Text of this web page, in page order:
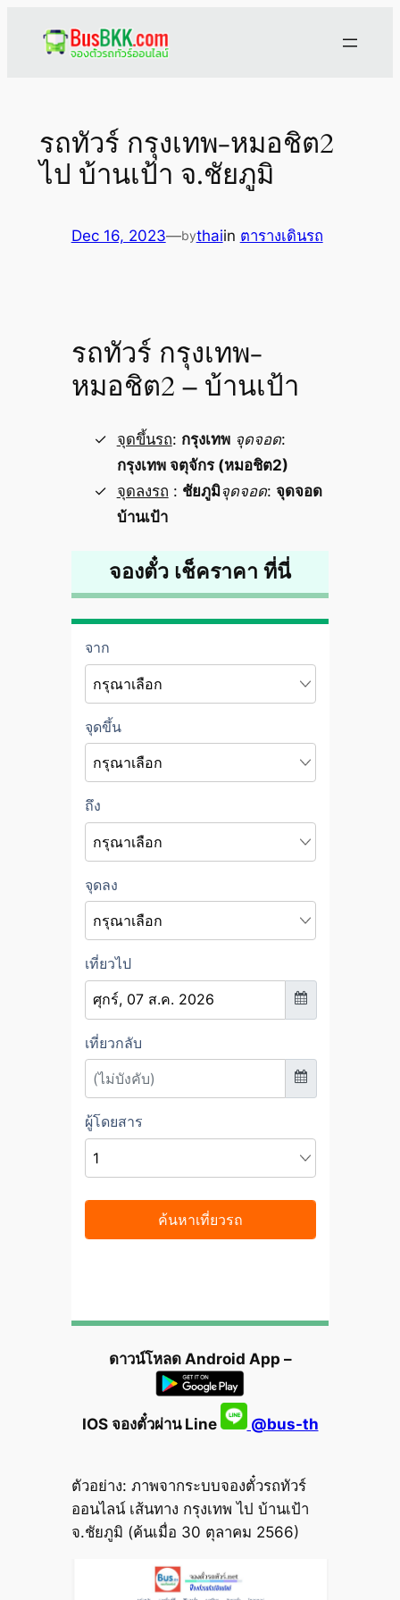
รถทัวร์ กรุงเทพ-หมอชิต2
ไป บ้านเป้า จ.ชัยภูมิ
Dec 16, 2023—bythaiin ตารางเดินรถ
รถทัวร์ กรุงเทพ-
หมอชิต2 – บ้านเป้า
จุดขึ้นรถ: กรุงเทพ จุดจอด:
กรุงเทพ จตุจักร (หมอชิต2)
จุดลงรถ : ชัยภูมิจุดจอด: จุดจอด
บ้านเป้า
จองตั๋ว เช็คราคา ที่นี่
ดาวน์โหลด Android App –
IOS จองตั๋วผ่าน Line @bus-th
ตัวอย่าง: ภาพจากระบบจองตั๋วรถทัวร์
ออนไลน์ เส้นทาง กรุงเทพ ไป บ้านเป้า
จ.ชัยภูมิ (ค้นเมื่อ 30 ตุลาคม 2566)